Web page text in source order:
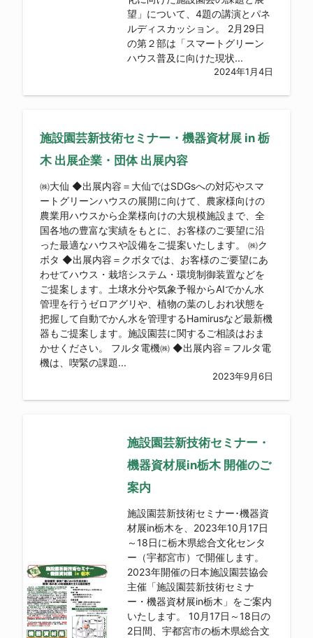
望」について、4題の講演とパネ
ルディスカッション。 2月29日
の第２部は「スマートグリーン
ハウス普及に向けた現状...
2024年1月4日
施設園芸新技術セミナー・機器資材展 in 栃
木 出展企業・団体 出展内容
㈱大仙 ◆出展内容＝大仙ではSDGsへの対応やスマ
ートグリーンハウスの展開に向けて、農家様向けの
農業用ハウスから企業様向けの大規模施設まで、全
国各地の豊富な実績をもとに、お客様のご要望に沿
った最適なハウスや設備をご提案いたします。 ㈱ク
ボタ ◆出展内容＝クボタでは、お客様のご要望にあ
わせてハウス・栽培システム・環境制御装置などを
ご提案します。土壌水分や気象予報からAIでかん水
管理を行うゼロアグリや、植物の葉のしおれ状態を
把握して自動でかん水を管理するHamirusなど最新機
器もご提案します。施設園芸に関するご相談はおま
かせください。 フルタ電機㈱ ◆出展内容＝フルタ電
機は、喫緊の課題...
2023年9月6日
施設園芸新技術セミナー・
機器資材展in栃木 開催のご
案内
施設園芸新技術セミナー･機器資
材展in栃木を、2023年10月17日
～18日に栃木県総合文化センタ
ー（宇都宮市）で開催します。
2023年開催の日本施設園芸協会
主催「施設園芸新技術セミナ
ー・機器資材展in栃木」をご案内
いたします。 10月17日～18日の
2日間、宇都宮市の栃木県総合文